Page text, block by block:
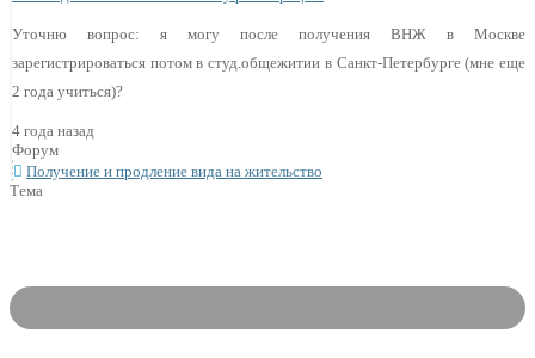
Уточню вопрос: я могу после получения ВНЖ в Москве
зарегистрироваться потом в студ.общежитии в Санкт-Петербурге (мне еще
2 года учиться)?
4 года назад
Форум
Получение и продление вида на жительство
Тема